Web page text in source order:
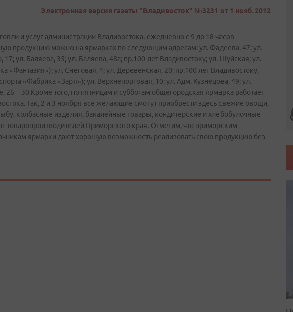
Электронная версия газеты "Владивосток" №3231 от 1 нояб. 2012
и услуг администрации Владивостока, ежедневно с 9 до 18 часов
продукцию можно на ярмарках по следующим адресам: ул. Фадеева, 47; ул.
ул. Баляева, 35; ул. Баляева, 48а; пр.100 лет Владивостоку; ул. Шуйская; ул.
«Фантазия»); ул. Снеговая, 4; ул. Деревенская, 20; пр.100 лет Владивостоку,
«Фабрика «Заря»); ул. Верхнепортовая, 10; ул. Адм. Кузнецова, 49; ул.
26 – 30.Кроме того, по пятницам и субботам общегородская ярмарка работает
Так, 2 и 3 ноября все желающие смогут приобрести здесь свежие овощи,
колбасные изделия, бакалейные товары, кондитерские и хлебобулочные
товаропроизводителей Приморского края. Отметим, что приморским
ярмарки дают хорошую возможность реализовать свою продукцию без